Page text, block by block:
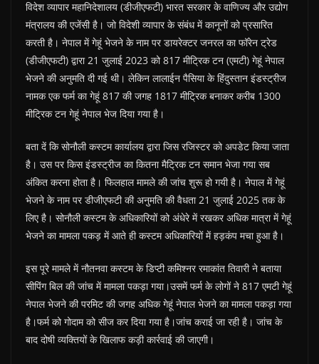
विदेश व्यापार महानिदेशालय (डीजीएफटी) भारत सरकार के वाणिज्य और उद्योग
मंत्रालय की एजेंसी है। जो विदेशी व्यापार के संबंध में कानूनों को प्रसारित
करती है। नेपाल में गेहूं भेजने के नाम पर डायरेक्टर जनरल का फॉरेन ट्रेड
(डीजीएफटी) द्वारा 21 जुलाई 2023 को 817 मीट्रिक टन (एमटी) गेहूं नेपाल
भेजने की अनुमति दी गई थी। लेकिन लालाईन पैसिया के हिंदुस्तान इंडस्ट्रीज
नामक एक फर्म का गेहूं 817 की जगह 1817 मीट्रिक बनाकर करीब 1300
मीट्रिक टन गेहूं नेपाल भेज दिया गया है।
बता दें कि सोनौली कस्टम कार्यालय द्वारा जिस रजिस्टर को अपडेट किया जाता
है। उस पर किस इंडस्ट्रीज का कितना मैट्रिक टन समान भेजा गया सब
अंकित करना होता है। फिलहाल मामले की जांच शुरू हो गयी है। नेपाल में गेहूं
भेजने के नाम पर डीजीएफटी की अनुमति की वैधता 21 जुलाई 2025 तक के
लिए है। सोनौली कस्टम के अधिकारियों को अंधेरे में रखकर अधिक मात्रा में गेहूं
भेजने का मामला पकड़ में आते ही कस्टम अधिकारियों में हड़कंप मचा हुआ है।
इस पूरे मामले में नौतनवा कस्टम के डिप्टी कमिश्नर रमाकांत तिवारी ने बताया
सीपिंग बिल की जांच में मामला पकड़ा गया।उसमें फर्म के लोगों ने 817 एमटी गेहूं
नेपाल भेजने की परमिट की जगह अधिक गेहूं नेपाल भेजने का मामला पकड़ा गया
है।फर्म को गोदाम को सीज कर दिया गया है।जांच कराई जा रही है। जांच के
बाद दोषी व्यक्तियों के खिलाफ कड़ी कार्रवाई की जाएगी।